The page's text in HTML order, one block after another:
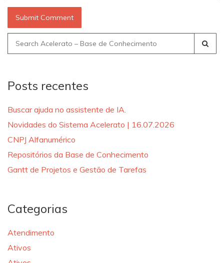
Search
for:
Posts recentes
Buscar ajuda no assistente de IA.
Novidades do Sistema Acelerato | 16.07.2026
CNPJ Alfanumérico
Repositórios da Base de Conhecimento
Gantt de Projetos e Gestão de Tarefas
Categorias
Atendimento
Ativos